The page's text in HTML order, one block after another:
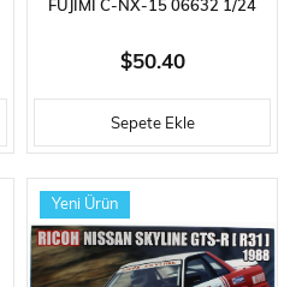
FUJIMI C-NX-15 06632 1/24
ÖLÇEK, SUZUKI JIMNY JB23
(RAND VENTURE/NOCTURNE
BLUE PEARL), CIP PLASTIK
MODEL KITI
$50.40
Sepete Ekle
Yeni Ürün